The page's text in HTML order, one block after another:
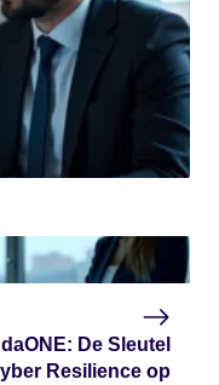
De Sleutel
Resilience op